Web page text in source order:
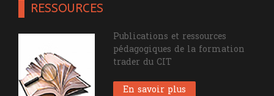
RESSOURCES
Publications et ressources
pédagogiques de la formation
trader du CIT
En savoir plus